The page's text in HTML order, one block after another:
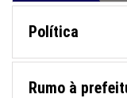
Política
Rumo à